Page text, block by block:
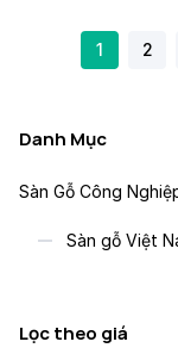
1 2
Danh Mục
Sàn Gỗ Công
Sàn gỗ Việt
Lọc theo giá